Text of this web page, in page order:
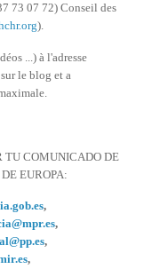
73 07 72) Conseil des
).
...) à l'adresse
le blog et a
TU COMUNICADO DE
EUROPA:
,
,
,
,